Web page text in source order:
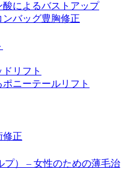
酸によるバストアップ
ンバッグ豊胸修正
リフト
ニーテールリフト
修正
プ） – 女性のための薄毛治